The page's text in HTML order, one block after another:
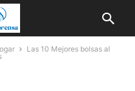
Las 10 Mejores bolsas al